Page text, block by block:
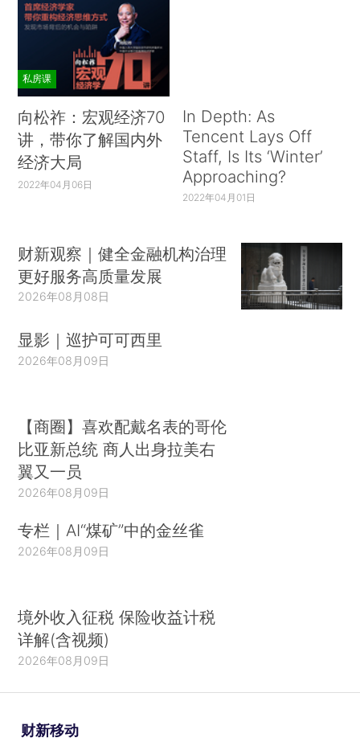
私房课
向松祚：宏观经济70
讲，带你了解国内外
经济大局
2022年04月06日
In Depth: As
Tencent Lays Off
Staff, Is Its ‘Winter’
Approaching?
2022年04月01日
财新观察｜健全金融机构治理
更好服务高质量发展
2026年08月08日
显影｜巡护可可西里
2026年08月09日
【商圈】喜欢配戴名表的哥伦
比亚新总统 商人出身拉美右
翼又一员
2026年08月09日
专栏｜AI“煤矿”中的金丝雀
2026年08月09日
境外收入征税 保险收益计税
详解(含视频)
2026年08月09日
财新移动